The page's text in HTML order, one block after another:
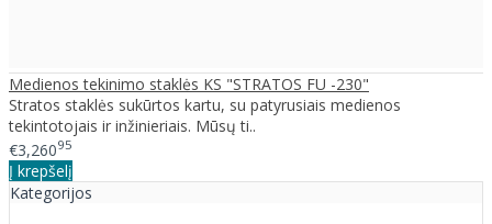
Medienos tekinimo staklės KS "STRATOS FU -230"
Stratos staklės sukūrtos kartu, su patyrusiais medienos
tekintotojais ir inžinieriais. Mūsų ti..
€3,26095
Į krepšelį
Kategorijos